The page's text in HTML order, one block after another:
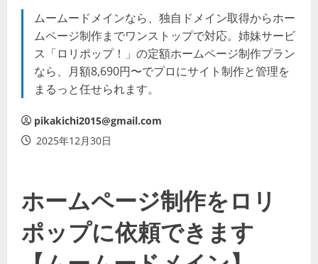
ムームードメインなら、独自ドメイン取得からホー
ムページ制作までワンストップで対応。姉妹サービ
ス「ロリポップ！」の定額ホームページ制作プラン
なら、月額8,690円〜でプロにサイト制作と管理を
まるっと任せられます。
pikakichi2015@gmail.com
2025年12月30日
ホームページ制作をロリ
ポップに依頼できます